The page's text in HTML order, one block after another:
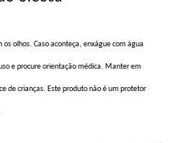
olhos. Caso aconteça, enxágue com água
e procure orientação médica. Manter em
de crianças. Este produto não é um protetor